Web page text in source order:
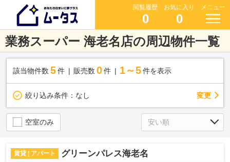
閲覧履歴
0
お気に入り
0
メニュー
業務スーパー 海老名店の周辺物件一覧
該当物件数 5件 販売数 0 件 1～5 件を表示
絞り込み条件： なし 変更
空室のみ
賃貸 | アパート グリーンパレス海老名